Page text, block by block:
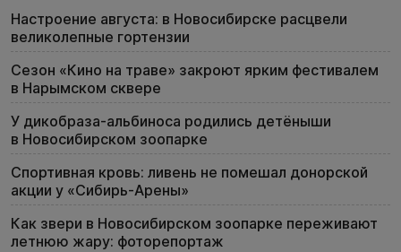
Настроение августа: в Новосибирске расцвели
великолепные гортензии
Сезон «Кино на траве» закроют ярким фестивалем
в Нарымском сквере
У дикобраза-альбиноса родились детёныши
в Новосибирском зоопарке
Спортивная кровь: ливень не помешал донорской
акции у «Сибирь-Арены»
Как звери в Новосибирском зоопарке переживают
летнюю жару: фоторепортаж